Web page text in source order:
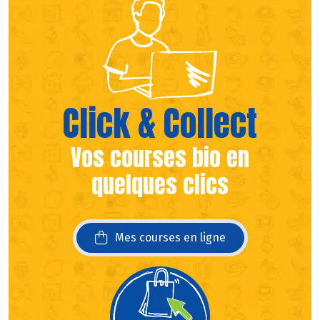
Click & Collect
Vos courses bio en
quelques clics
Mes courses en ligne